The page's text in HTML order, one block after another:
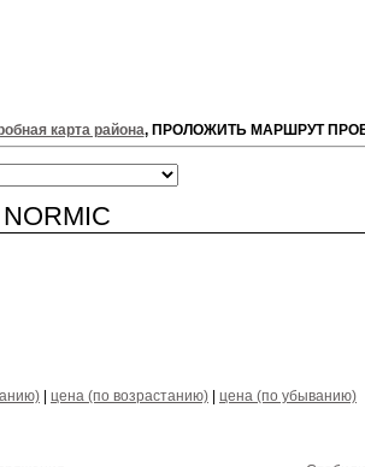
карта района, ПРОЛОЖИТЬ МАРШРУТ
цена (по возрастанию)
цена (по убыванию)